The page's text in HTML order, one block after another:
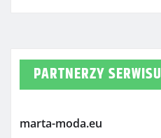
PARTNERZY SERWISU
marta-moda.eu